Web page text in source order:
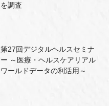
を調査
第27回デジタルヘルスセミナ
ー ～医療・ヘルスケアリアル
ワールドデータの利活用～